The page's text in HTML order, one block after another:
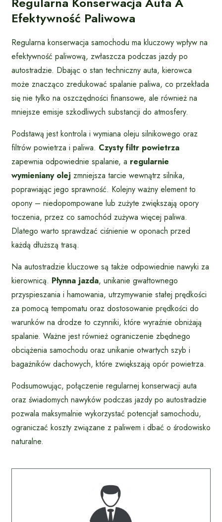
Efektywność Paliwowa
Regularna konserwacja samochodu ma kluczowy wpływ na
efektywność paliwową, zwłaszcza podczas jazdy po
autostradzie. Dbając o stan techniczny auta, kierowca
może znacząco zredukować spalanie paliwa, co przekłada
się nie tylko na oszczędności finansowe, ale również na
mniejsze emisje szkodliwych substancji do atmosfery.
Podstawą jest kontrola i wymiana oleju silnikowego oraz
filtrów powietrza i paliwa. Czysty filtr powietrza
zapewnia odpowiednie spalanie, a regularnie
wymieniany olej zmniejsza tarcie wewnątrz silnika,
poprawiając jego sprawność. Kolejny ważny element to
opony – niedopompowane lub zużyte zwiększają opory
toczenia, przez co samochód zużywa więcej paliwa.
Dlatego warto sprawdzać ciśnienie w oponach przed
każdą dłuższą trasą.
Na autostradzie kluczowe są także odpowiednie nawyki za
kierownicą. Płynna jazda, unikanie gwałtownego
przyspieszania i hamowania, utrzymywanie stałej prędkości
za pomocą tempomatu oraz dostosowanie prędkości do
warunków na drodze to czynniki, które wyraźnie obniżają
spalanie. Ważne jest również ograniczenie zbędnego
obciążenia samochodu oraz unikanie otwartych szyb i
bagażników dachowych, które zwiększają opór powietrza.
Podsumowując, połączenie regularnej konserwacji auta
oraz świadomych nawyków podczas jazdy po autostradzie
pozwala maksymalnie wykorzystać potencjał samochodu,
ograniczać koszty związane z paliwem i dbać o środowisko
naturalne.